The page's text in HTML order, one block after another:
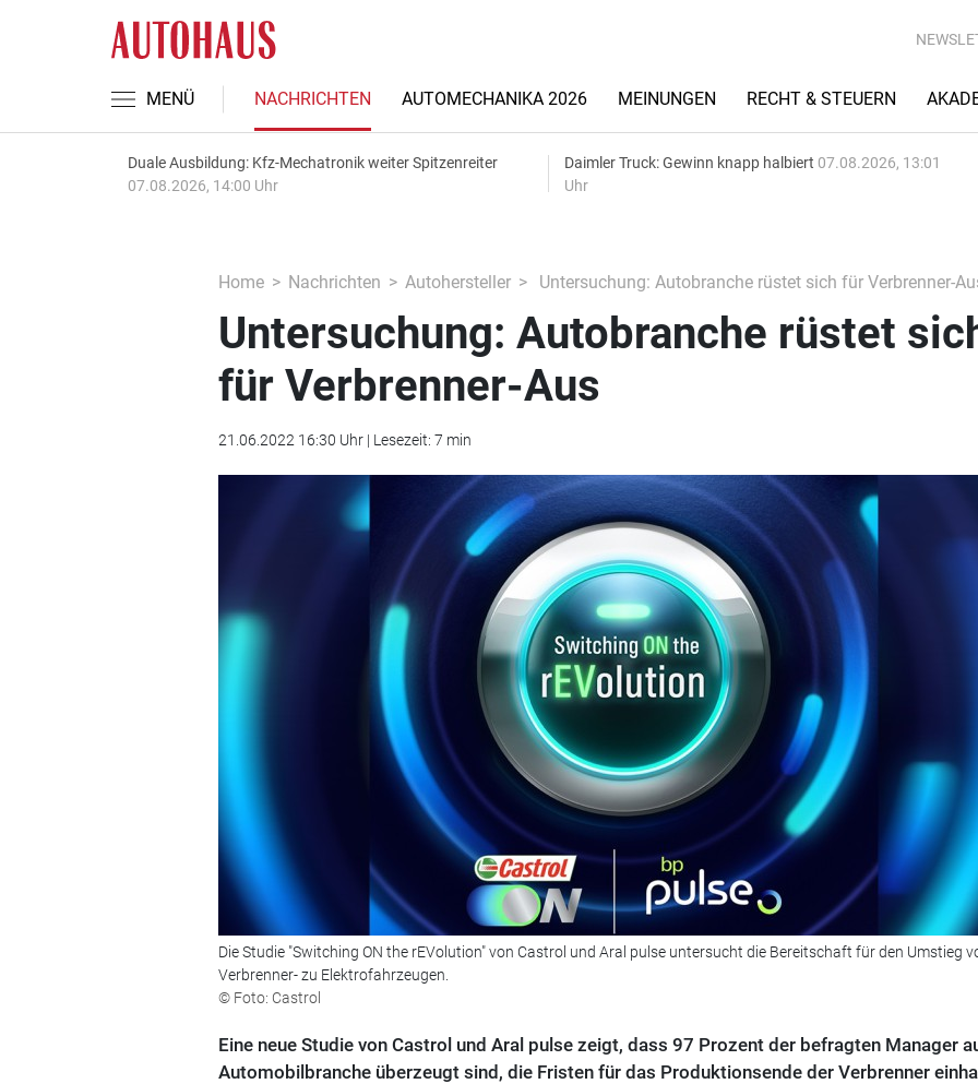
MENÜ NACHRICHTEN AUTOMECHANIKA 2026 MEINUNGEN RECHT & STEUERN
Duale Ausbildung: Kfz-Mechatronik weiter Spitzenreiter
07.08.2026, 14:00 Uhr
Daimler Truck: Gewinn knapp halbiert 07.08.2026, 13:01
Uhr
Home Nachrichten Autohersteller Untersuchung: Autobranche rüstet sich für Verbrenner-
Untersuchung: Autobranche rüstet
für Verbrenner-Aus
21.06.2022 16:30 Uhr | Lesezeit: 7 min
Die Studie "Switching ON the rEVolution" von Castrol und Aral pulse untersucht die Bereitschaft für den Umstieg
Verbrenner- zu Elektrofahrzeugen.
© Foto: Castrol
Eine neue Studie von Castrol und Aral pulse zeigt, dass 97 Prozent der befragten Manager
Automobilbranche überzeugt sind, die Fristen für das Produktionsende der Verbrenner